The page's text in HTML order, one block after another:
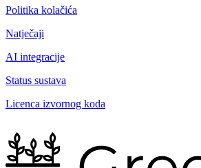
Politika kolačića
Natječaji
AI integracije
Status sustava
Licenca izvornog koda